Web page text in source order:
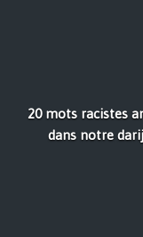
20 mots racistes
dans notre